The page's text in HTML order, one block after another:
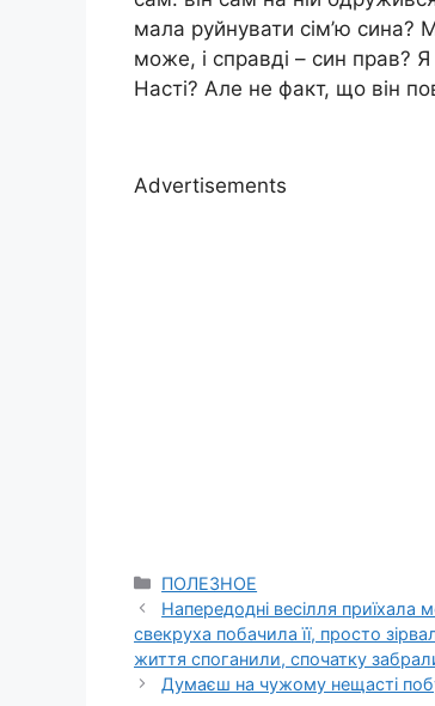
мала руйнувати сім’ю сина?
може, і справді – син прав?
Насті? Але не факт, що він
Advertisements
Categories
ПОЛЕЗНОЕ
Напередодні весілля
свекруха побачила її, просто
життя споганили, спочатку
Думаєш на чужому нещасті